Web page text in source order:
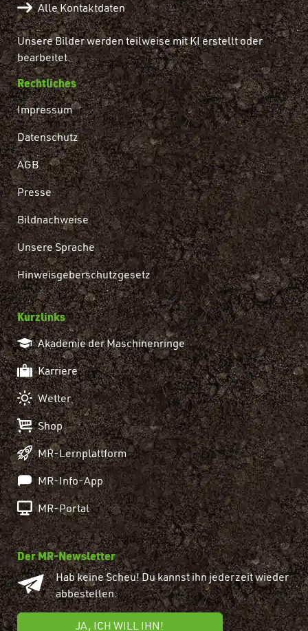
Alle Kontaktdaten
Unsere Bilder werden teilweise mit KI erstellt oder
bearbeitet.
Rechtliches
Impressum
Datenschutz
AGB
Presse
Bildnachweise
Unsere Sprache
Hinweisgeberschutzgesetz
Kurzlinks
Akademie der Maschinenringe
Karriere
Wetter
Shop
MR-Lernplattform
MR-Info-App
MR-Portal
Der MR-Newsletter
Hab keine Scheu! Du kannst ihn jederzeit wieder
abbestellen.
JA, ICH WILL IHN!